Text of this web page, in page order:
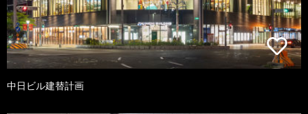
中日ビル建替計画